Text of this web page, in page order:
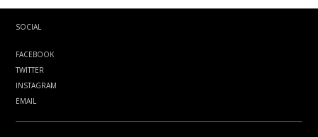
SOCIAL
FACEBOOK
TWITTER
INSTAGRAM
EMAIL